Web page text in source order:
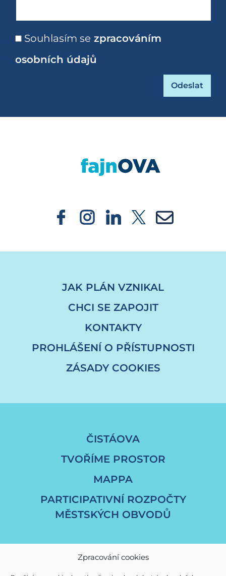
Zpracování cookies
Souhlasím se zpracováním
osobních údajů
JAK PLÁN VZNIKAL
CHCI SE ZAPOJIT
KONTAKTY
PROHLÁŠENÍ O PŘÍSTUPNOSTI
ZÁSADY COOKIES
ČISTÁOVA
TVOŘÍME PROSTOR
MAPPA
PARTICIPATIVNÍ ROZPOČTY
MĚSTSKÝCH OBVODŮ